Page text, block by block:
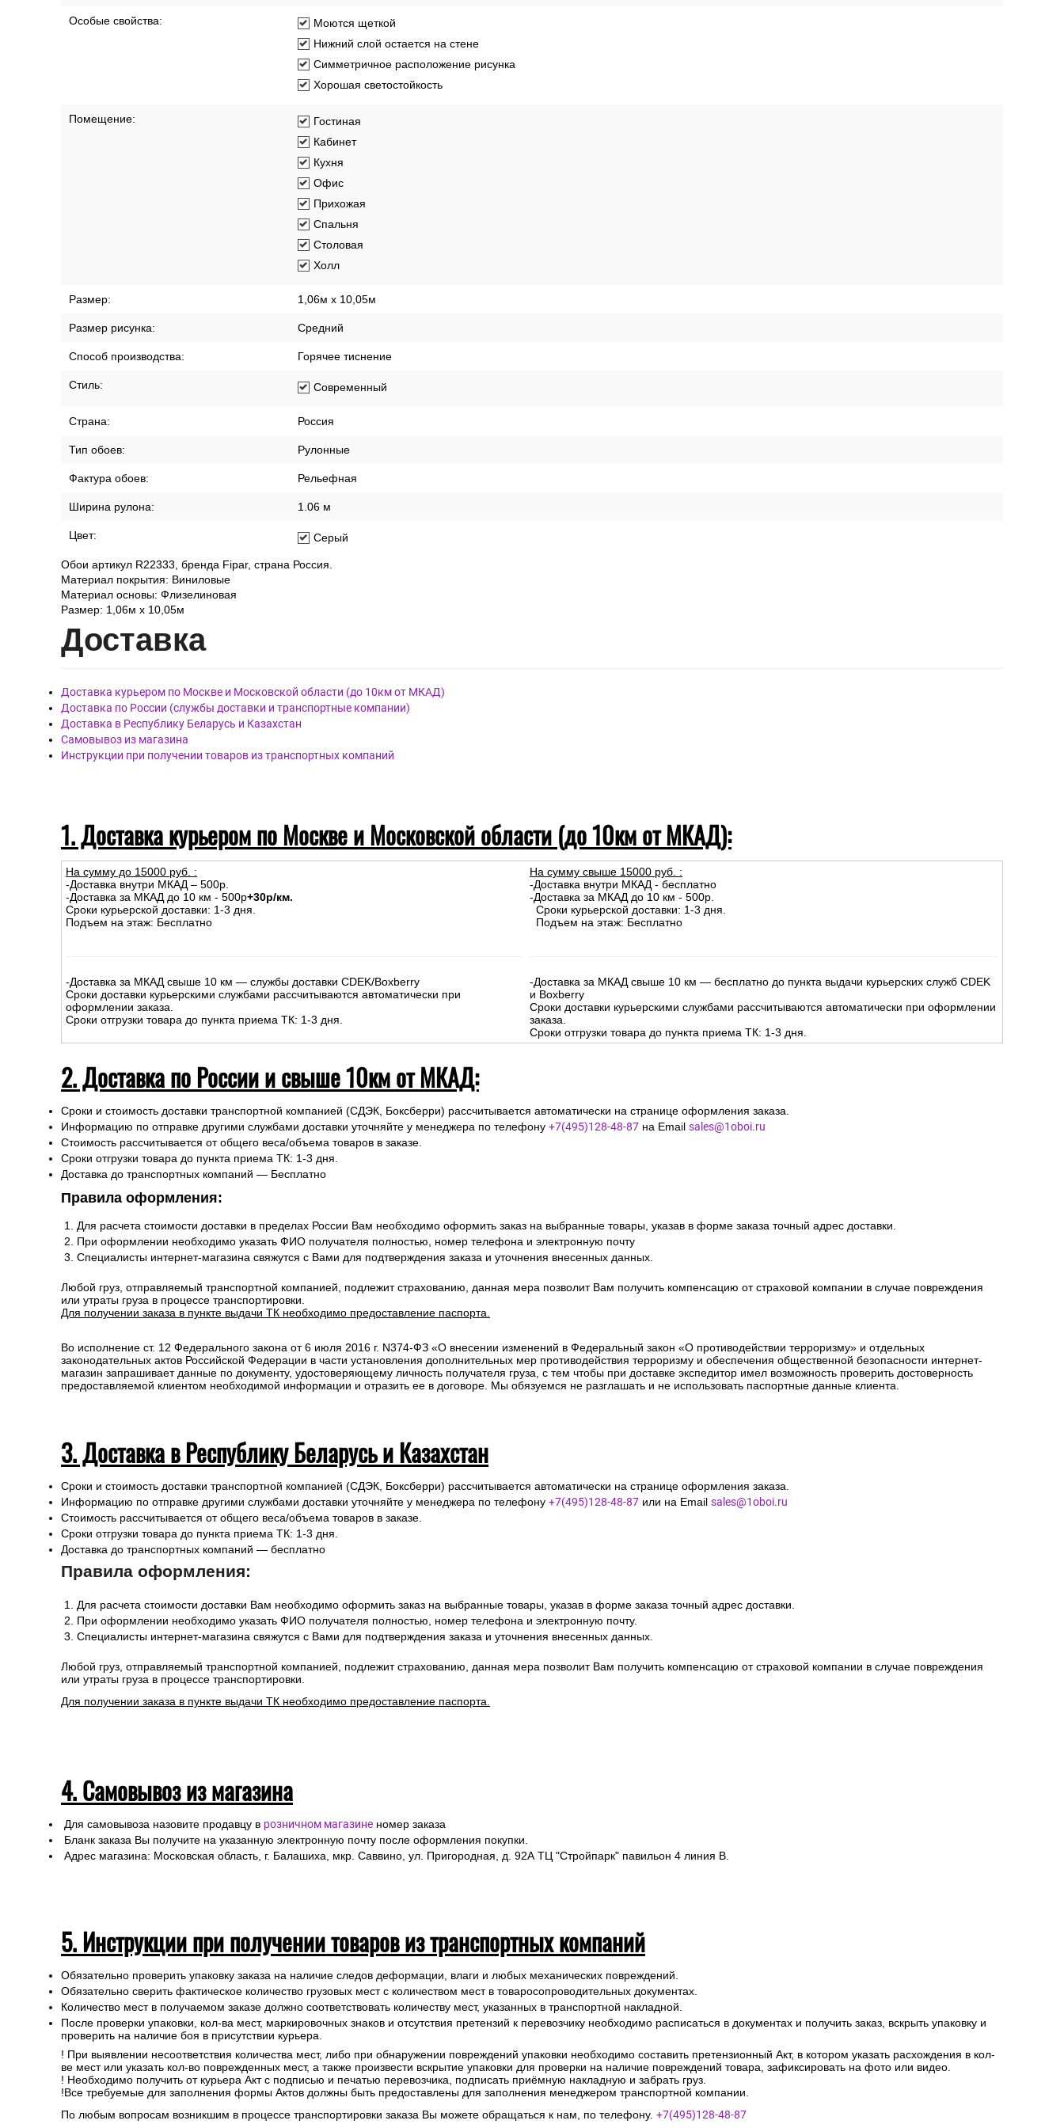
Особые свойства:
Моются щеткой
Нижний слой остается на стене
Симметричное расположение рисунка
Хорошая светостойкость
Помещение:
Гостиная
Кабинет
Кухня
Офис
Прихожая
Спальня
Столовая
Холл
Размер: 1,06м х 10,05м
Размер рисунка: Средний
Способ производства: Горячее тиснение
Стиль: Современный
Страна: Россия
Тип обоев: Рулонные
Фактура обоев: Рельефная
Ширина рулона: 1.06 м
Цвет: Серый
Обои артикул R22333, бренда Fipar, страна Россия.
Материал покрытия: Виниловые
Материал основы: Флизелиновая
Размер: 1,06м х 10,05м
Доставка
Доставка курьером по Москве и Московской области (до 10км от МКАД)
Доставка по России (службы доставки и транспортные компании)
Доставка в Республику Беларусь и Казахстан
Самовывоз из магазина
Инструкции при получении товаров из транспортных компаний
1. Доставка курьером по Москве и Московской области (до 10км от МКАД):
На сумму до 15000 руб. :
-Доставка внутри МКАД – 500р.
-Доставка за МКАД до 10 км - 500р+30р/км.
Сроки курьерской доставки: 1-3 дня.
Подъем на этаж: Бесплатно
-Доставка за МКАД свыше 10 км — службы доставки CDEK/Boxberry
Сроки доставки курьерскими службами рассчитываются автоматически при
оформлении заказа.
Сроки отгрузки товара до пункта приема ТК: 1-3 дня.
На сумму свыше 15000 руб. :
-Доставка внутри МКАД - бесплатно
-Доставка за МКАД до 10 км - 500р.
Сроки курьерской доставки: 1-3 дня.
Подъем на этаж: Бесплатно
-Доставка за МКАД свыше 10 км — бесплатно до пункта выдачи курьерских служб CDEK
и Boxberry
Сроки доставки курьерскими службами рассчитываются автоматически при оформлении
заказа.
Сроки отгрузки товара до пункта приема ТК: 1-3 дня.
2. Доставка по России и свыше 10км от МКАД:
Сроки и стоимость доставки транспортной компанией (СДЭК, Боксберри) рассчитывается автоматически на странице оформления заказа.
Информацию по отправке другими службами доставки уточняйте у менеджера по телефону +7(495)128-48-87 на Email sales@1oboi.ru
Стоимость рассчитывается от общего веса/объема товаров в заказе.
Сроки отгрузки товара до пункта приема ТК: 1-3 дня.
Доставка до транспортных компаний — Бесплатно
Правила оформления:
Для расчета стоимости доставки в пределах России Вам необходимо оформить заказ на выбранные товары, указав в форме заказа точный адрес доставки.
При оформлении необходимо указать ФИО получателя полностью, номер телефона и электронную почту
Специалисты интернет-магазина свяжутся с Вами для подтверждения заказа и уточнения внесенных данных.
Любой груз, отправляемый транспортной компанией, подлежит страхованию, данная мера позволит Вам получить компенсацию от страховой компании в случае повреждения
или утраты груза в процессе транспортировки.
Для получении заказа в пункте выдачи ТК необходимо предоставление паспорта.
Во исполнение ст. 12 Федерального закона от 6 июля 2016 г. N374-ФЗ «О внесении изменений в Федеральный закон «О противодействии терроризму» и отдельных
законодательных актов Российской Федерации в части установления дополнительных мер противодействия терроризму и обеспечения общественной безопасности интернет-
магазин запрашивает данные по документу, удостоверяющему личность получателя груза, с тем чтобы при доставке экспедитор имел возможность проверить достоверность
предоставляемой клиентом необходимой информации и отразить ее в договоре. Мы обязуемся не разглашать и не использовать паспортные данные клиента.
3. Доставка в Республику Беларусь и Казахстан
Сроки и стоимость доставки транспортной компанией (СДЭК, Боксберри) рассчитывается автоматически на странице оформления заказа.
Информацию по отправке другими службами доставки уточняйте у менеджера по телефону +7(495)128-48-87 или на Email sales@1oboi.ru
Стоимость рассчитывается от общего веса/объема товаров в заказе.
Сроки отгрузки товара до пункта приема ТК: 1-3 дня.
Доставка до транспортных компаний — бесплатно
Правила оформления:
Для расчета стоимости доставки Вам необходимо оформить заказ на выбранные товары, указав в форме заказа точный адрес доставки.
При оформлении необходимо указать ФИО получателя полностью, номер телефона и электронную почту.
Специалисты интернет-магазина свяжутся с Вами для подтверждения заказа и уточнения внесенных данных.
Любой груз, отправляемый транспортной компанией, подлежит страхованию, данная мера позволит Вам получить компенсацию от страховой компании в случае повреждения
или утраты груза в процессе транспортировки.
Для получении заказа в пункте выдачи ТК необходимо предоставление паспорта.
4. Самовывоз из магазина
Для самовывоза назовите продавцу в розничном магазине номер заказа
Бланк заказа Вы получите на указанную электронную почту после оформления покупки.
Адрес магазина: Московская область, г. Балашиха, мкр. Саввино, ул. Пригородная, д. 92А ТЦ "Стройпарк" павильон 4 линия В.
5. Инструкции при получении товаров из транспортных компаний
Обязательно проверить упаковку заказа на наличие следов деформации, влаги и любых механических повреждений.
Обязательно сверить фактическое количество грузовых мест с количеством мест в товаросопроводительных документах.
Количество мест в получаемом заказе должно соответствовать количеству мест, указанных в транспортной накладной.
После проверки упаковки, кол-ва мест, маркировочных знаков и отсутствия претензий к перевозчику необходимо расписаться в документах и получить заказ, вскрыть упаковку и
проверить на наличие боя в присутствии курьера.
! При выявлении несоответствия количества мест, либо при обнаружении повреждений упаковки необходимо составить претензионный Акт, в котором указать расхождения в кол-
ве мест или указать кол-во поврежденных мест, а также произвести вскрытие упаковки для проверки на наличие повреждений товара, зафиксировать на фото или видео.
! Необходимо получить от курьера Акт с подписью и печатью перевозчика, подписать приёмную накладную и забрать груз.
!Все требуемые для заполнения формы Актов должны быть предоставлены для заполнения менеджером транспортной компании.
По любым вопросам возникшим в процессе транспортировки заказа Вы можете обращаться к нам, по телефону. +7(495)128-48-87